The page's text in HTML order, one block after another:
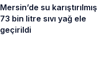
Mersin’de su karıştırılmış
73 bin litre sıvı yağ ele
geçirildi